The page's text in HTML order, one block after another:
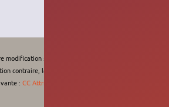
modification :
contraire, le contenu de ce wiki est placé sous les
: CC Attribution-Noncommercial-Share Alike 4.0